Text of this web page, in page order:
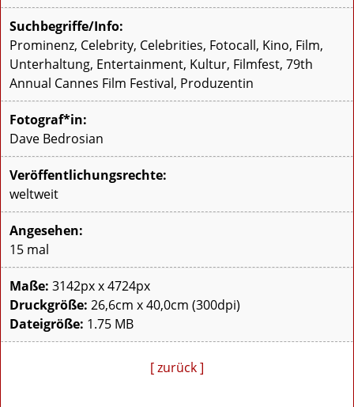
Suchbegriffe/Info:
Prominenz, Celebrity, Celebrities, Fotocall, Kino, Film,
Unterhaltung, Entertainment, Kultur, Filmfest, 79th
Annual Cannes Film Festival, Produzentin
Fotograf*in:
Dave Bedrosian
Veröffentlichungsrechte:
weltweit
Angesehen:
15 mal
Maße: 3142px x 4724px
Druckgröße: 26,6cm x 40,0cm (300dpi)
Dateigröße: 1.75 MB
[ zurück ]